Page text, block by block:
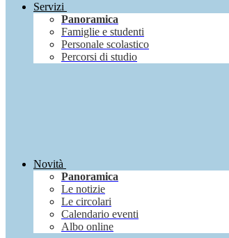
Servizi
Panoramica
Famiglie e studenti
Personale scolastico
Percorsi di studio
Novità
Panoramica
Le notizie
Le circolari
Calendario eventi
Albo online